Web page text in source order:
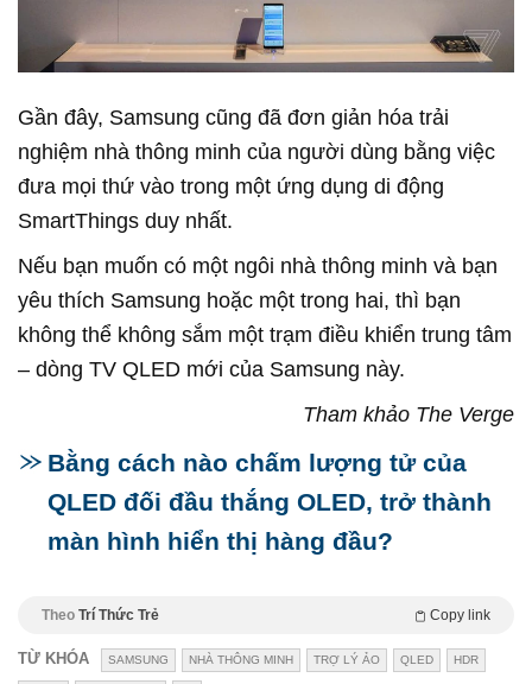
Gần đây, Samsung cũng đã đơn giản hóa trải
nghiệm nhà thông minh của người dùng bằng việc
đưa mọi thứ vào trong một ứng dụng di động
SmartThings duy nhất.
Nếu bạn muốn có một ngôi nhà thông minh và bạn
yêu thích Samsung hoặc một trong hai, thì bạn
không thể không sắm một trạm điều khiển trung tâm
– dòng TV QLED mới của Samsung này.
Tham khảo The Verge
Bằng cách nào chấm lượng tử của
QLED đối đầu thắng OLED, trở thành
màn hình hiển thị hàng đầu?
Theo Trí Thức Trẻ Copy link
TỪ KHÓA SAMSUNG NHÀ THÔNG MINH TRỢ LÝ ẢO QLED HDR